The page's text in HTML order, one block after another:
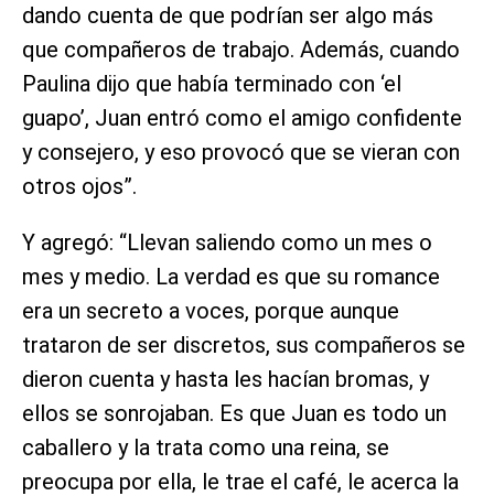
dando cuenta de que podrían ser algo más
que compañeros de trabajo. Además, cuando
Paulina dijo que había terminado con ‘el
guapo’, Juan entró como el amigo confidente
y consejero, y eso provocó que se vieran con
otros ojos”.
Y agregó: “Llevan saliendo como un mes o
mes y medio. La verdad es que su romance
era un secreto a voces, porque aunque
trataron de ser discretos, sus compañeros se
dieron cuenta y hasta les hacían bromas, y
ellos se sonrojaban. Es que Juan es todo un
caballero y la trata como una reina, se
preocupa por ella, le trae el café, le acerca la